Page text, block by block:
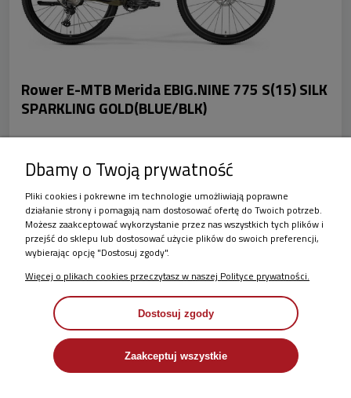
Rower E-MTB Merida EBIG.NINE 775 S(15) SILK
SPARKLING GOLD(BLUE/BLK)
Dostępność:Chwilowo niedostępny - zapytaj o termin
18 999,00 zł
« 1 2 3 4 5 ... 11 »
Jak działa rower elektryczny?
Dbamy o Twoją prywatność
Pliki cookies i pokrewne im technologie umożliwiają poprawne
działanie strony i pomagają nam dostosować ofertę do Twoich potrzeb.
Możesz zaakceptować wykorzystanie przez nas wszystkich tych plików i
przejść do sklepu lub dostosować użycie plików do swoich preferencji,
wybierając opcję "Dostosuj zgody".
Więcej o plikach cookies przeczytasz w naszej Polityce prywatności.
Dostosuj zgody
Zaakceptuj wszystkie